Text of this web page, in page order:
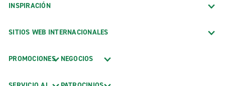
INSPIRACIÓN
SITIOS WEB INTERNACIONALES
PROMOCIONES NEGOCIOS